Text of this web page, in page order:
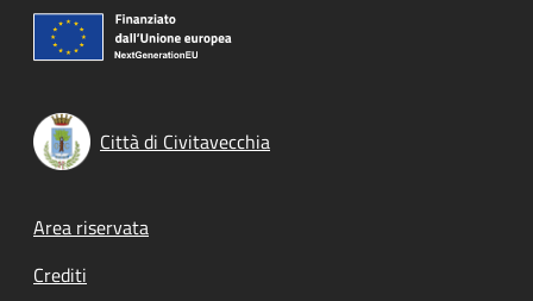
Città di Civitavecchia
Footer menu
Area riservata
Crediti